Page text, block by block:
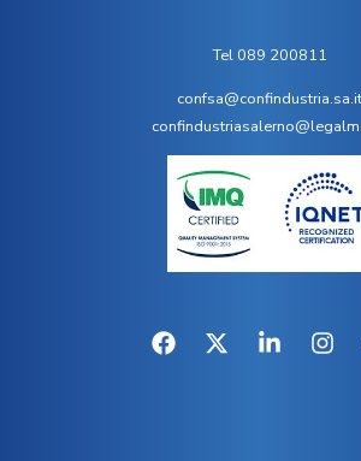
Tel 089 200811
confsa@confindustria.sa.it